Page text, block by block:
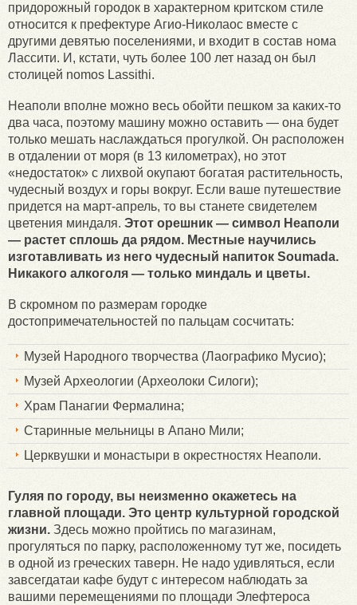
придорожный городок в характерном критском стиле
относится к префектуре Агио-Николаос вместе с
другими девятью поселениями, и входит в состав нома
Лассити. И, кстати, чуть более 100 лет назад он был
столицей nomos Lassithi.
Неаполи вполне можно весь обойти пешком за каких-то
два часа, поэтому машину можно оставить — она будет
только мешать наслаждаться прогулкой. Он расположен
в отдалении от моря (в 13 километрах), но этот
«недостаток» с лихвой окупают богатая растительность,
чудесный воздух и горы вокруг. Если ваше путешествие
придется на март-апрель, то вы станете свидетелем
цветения миндаля. Этот орешник — символ Неаполи
— растет сплошь да рядом. Местные научились
изготавливать из него чудесный напиток Soumada.
Никакого алкоголя — только миндаль и цветы.
В скромном по размерам городке
достопримечательностей по пальцам сосчитать:
Музей Народного творчества (Лаографико Мусио);
Музей Археологии (Археолоки Силоги);
Храм Панагии Фермалина;
Старинные мельницы в Апано Мили;
Церквушки и монастыри в окрестностях Неаполи.
Гуляя по городу, вы неизменно окажетесь на
главной площади. Это центр культурной городской
жизни. Здесь можно пройтись по магазинам,
прогуляться по парку, расположенному тут же, посидеть
в одной из греческих таверн. Не надо удивляться, если
завсегдатаи кафе будут с интересом наблюдать за
вашими перемещениями по площади Элефтероса